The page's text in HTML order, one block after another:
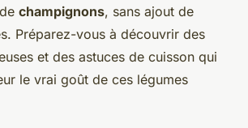
champignons, sans ajout de
Préparez-vous à découvrir des
et des astuces de cuisson qui
le vrai goût de ces légumes